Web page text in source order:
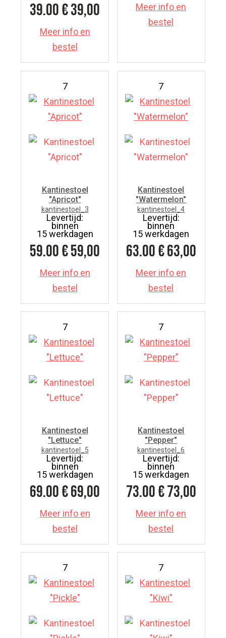
39.00€ 39,00
Meer info en
bestel
Meer info en
bestel
7
Kantinestoel
"Apricot"
kantinestoel_3
Levertijd:
binnen
15 werkdagen
59.00€ 59,00
Meer info en
bestel
7
Kantinestoel
"Watermelon"
kantinestoel_4
Levertijd:
binnen
15 werkdagen
63.00€ 63,00
Meer info en
bestel
7
Kantinestoel
"Lettuce"
kantinestoel_5
Levertijd:
binnen
15 werkdagen
69.00€ 69,00
Meer info en
bestel
7
Kantinestoel
"Pepper"
kantinestoel_6
Levertijd:
binnen
15 werkdagen
73.00€ 73,00
Meer info en
bestel
7 7